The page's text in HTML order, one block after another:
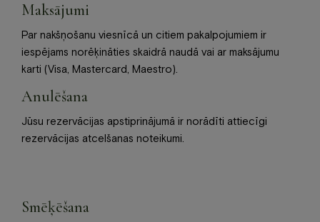
Maksājumi
Par nakšņošanu viesnīcā un citiem pakalpojumiem ir
iespējams norēķināties skaidrā naudā vai ​​ar maksājumu
karti (Visa, Mastercard, Maestro).
Anulēšana
Jūsu rezervācijas apstiprinājumā ir norādīti attiecīgi
rezervācijas atcelšanas noteikumi.
Smēķēšana